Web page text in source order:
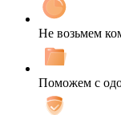
Не возьмем
Поможем с